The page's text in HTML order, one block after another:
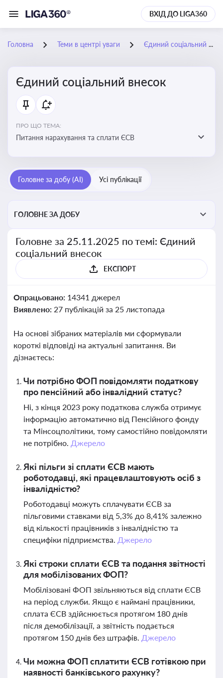
ВХІД ДО LIGA360
Головна Теми в центрі уваги Єдиний соціальний внесок
Єдиний соціальний внесок
ПРО ЩО ТЕМА:
Питання нарахування та сплати ЄСВ
Головне за добу (AI) Усі публікації
ГОЛОВНЕ ЗА ДОБУ
Головне за 25.11.2025 по темі: Єдиний
соціальний внесок
ЕКСПОРТ
Опрацьовано: 14341 джерел
Виявлено: 27 публікацій за 25 листопада
На основі зібраних матеріалів ми сформували
короткі відповіді на актуальні запитання. Ви
дізнаєтесь:
Чи потрібно ФОП повідомляти податкову
про пенсійний або інвалідний статус?
Ні, з кінця 2023 року податкова служба отримує
інформацію автоматично від Пенсійного фонду
та Мінсоцполітики, тому самостійно повідомляти
не потрібно. Джерело
Які пільги зі сплати ЄСВ мають
роботодавці, які працевлаштовують осіб з
інвалідністю?
Роботодавці можуть сплачувати ЄСВ за
пільговими ставками від 5,3% до 8,41% залежно
від кількості працівників з інвалідністю та
специфіки підприємства. Джерело
Які строки сплати ЄСВ та подання звітності
для мобілізованих ФОП?
Мобілізовані ФОП звільняються від сплати ЄСВ
на період служби. Якщо є наймані працівники,
сплата ЄСВ здійснюється протягом 180 днів
після демобілізації, а звітність подається
протягом 150 днів без штрафів. Джерело
Чи можна ФОП сплатити ЄСВ готівкою при
наявності банківського рахунку?